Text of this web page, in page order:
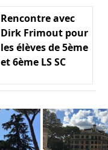
Rencontre avec
Dirk Frimout pour
les élèves de 5ème
et 6ème LS SC